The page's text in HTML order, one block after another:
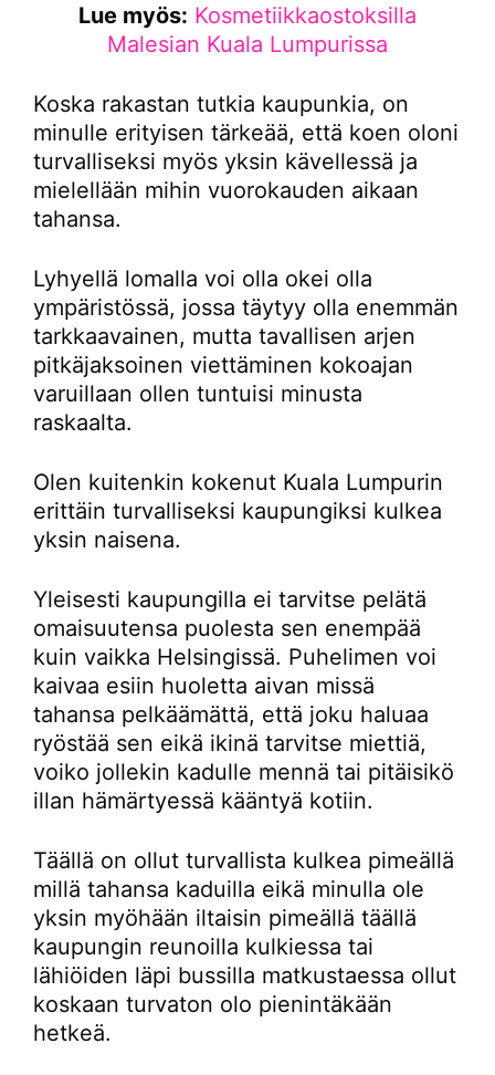
Lue myös: Kosmetiikkaostoksilla
Malesian Kuala Lumpurissa
Koska rakastan tutkia kaupunkia, on
minulle erityisen tärkeää, että koen oloni
turvalliseksi myös yksin kävellessä ja
mielellään mihin vuorokauden aikaan
tahansa.
Lyhyellä lomalla voi olla okei olla
ympäristössä, jossa täytyy olla enemmän
tarkkaavainen, mutta tavallisen arjen
pitkäjaksoinen viettäminen kokoajan
varuillaan ollen tuntuisi minusta
raskaalta.
Olen kuitenkin kokenut Kuala Lumpurin
erittäin turvalliseksi kaupungiksi kulkea
yksin naisena.
Yleisesti kaupungilla ei tarvitse pelätä
omaisuutensa puolesta sen enempää
kuin vaikka Helsingissä. Puhelimen voi
kaivaa esiin huoletta aivan missä
tahansa pelkäämättä, että joku haluaa
ryöstää sen eikä ikinä tarvitse miettiä,
voiko jollekin kadulle mennä tai pitäisikö
illan hämärtyessä kääntyä kotiin.
Täällä on ollut turvallista kulkea pimeällä
millä tahansa kaduilla eikä minulla ole
yksin myöhään iltaisin pimeällä täällä
kaupungin reunoilla kulkiessa tai
lähiöiden läpi bussilla matkustaessa ollut
koskaan turvaton olo pienintäkään
hetkeä.